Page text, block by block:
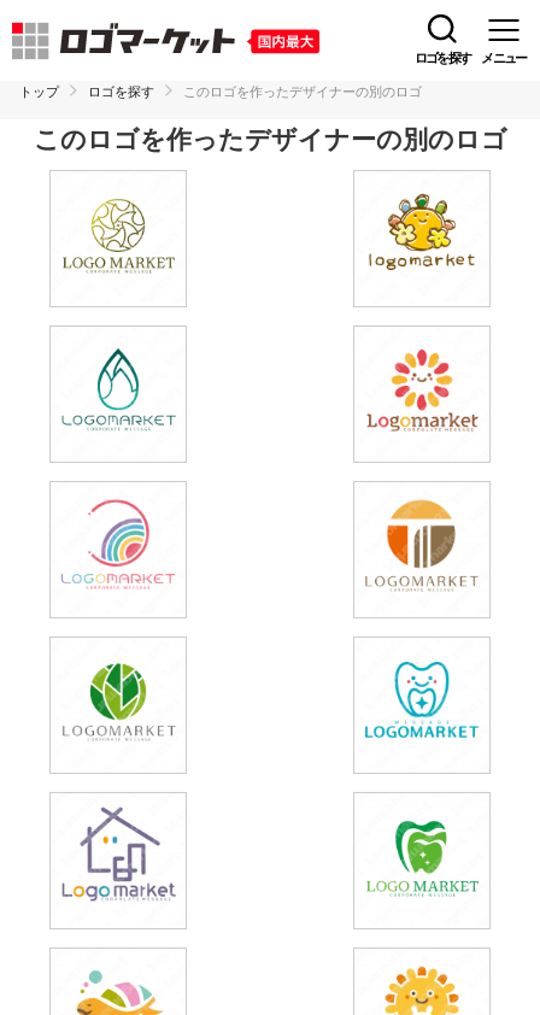
ロゴを探す メニュー
トップ ロゴを探す このロゴを作ったデザイナーの別のロゴ
このロゴを作ったデザイナーの別のロゴ